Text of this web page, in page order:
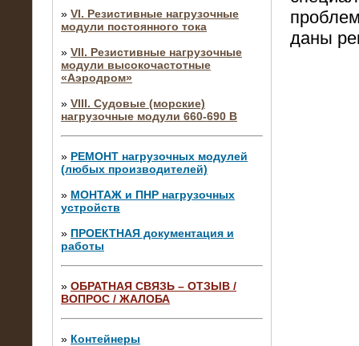
» VI. Резистивные нагрузочные
модули постоянного тока
» VII. Резистивные нагрузочные
модули высокочастотные
«Аэродром»
» VIII. Судовые (морские)
нагрузочные модули 660-690 В
» РЕМОНТ нагрузочных модулей
(любых производителей)
» МОНТАЖ и ПНР нагрузочных
устройств
» ПРОЕКТНАЯ документация и
работы
» ОБРАТНАЯ СВЯЗЬ – ОТЗЫВ /
ВОПРОС / ЖАЛОБА
» Контейнеры
10.04.2015
Аренда нагрузочного модуля 4 МВт,
10 кВ
даны